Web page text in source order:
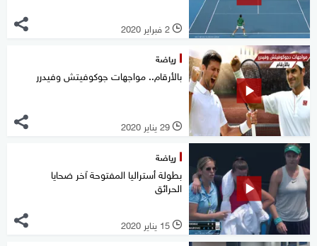
l 2 فبراير 2020
رياضة
بالأرقام.. مواجهات جوكوفيتش وفيدرر
l 29 يناير 2020
رياضة
بطولة أستراليا المفتوحة آخر ضحايا
الحرائق
l 15 يناير 2020